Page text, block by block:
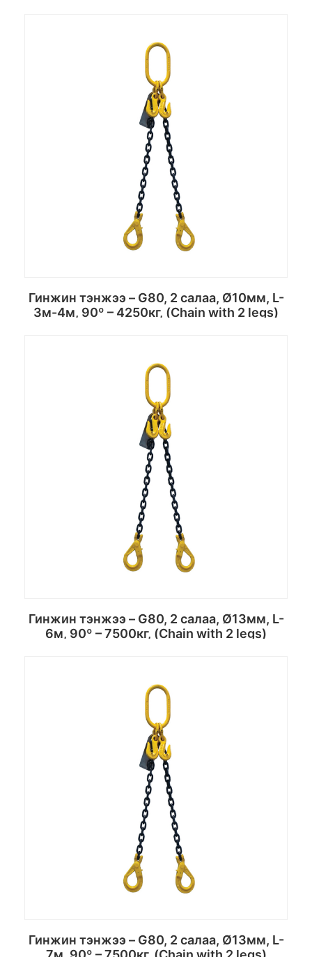
Сагсанд хийх
Гинжин тэнжээ – G80, 2 салаа, Ø10мм, L-
3м-4м, 90º – 4250кг, (Chain with 2 legs)
Сагсанд хийх
Гинжин тэнжээ – G80, 2 салаа, Ø13мм, L-
6м, 90º – 7500кг, (Chain with 2 legs)
Сагсанд хийх
Гинжин тэнжээ – G80, 2 салаа, Ø13мм, L-